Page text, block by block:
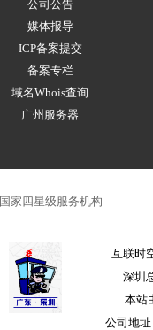
公司公告
媒体报导
ICP备案提交
备案专栏
域名Whois查询
广州服务器
国家四星级服务机构
互联时
深圳
本站
公司地